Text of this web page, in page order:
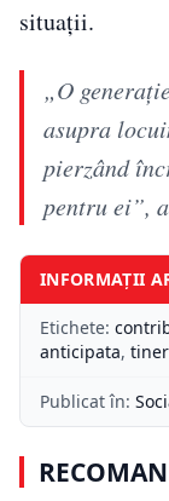
situații.
„O
asupra
pierzând
pentru ei”,
INFORMAȚII
Etichete:
anticipata,
Publicat în: